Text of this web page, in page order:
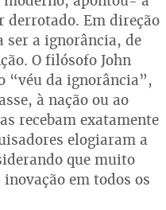
derrotado. Em direção
ser a ignorância, de
O filósofo John
“véu da ignorância”,
à nação ou ao
recebam exatamente
elogiaram a
que muito
em todos os